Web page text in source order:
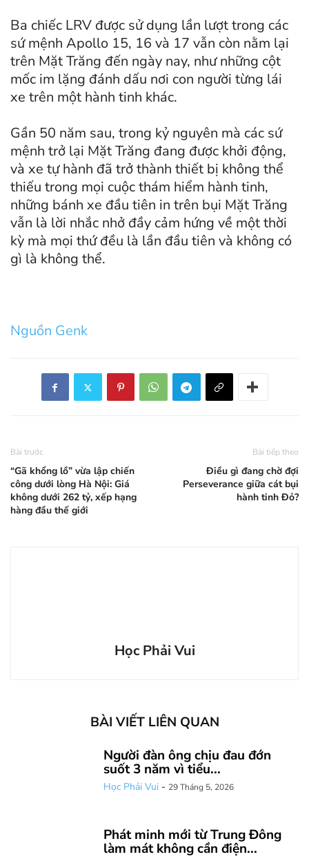
Ba chiếc LRV được sử dụng lần lượt trong các
sứ mệnh Apollo 15, 16 và 17 vẫn còn nằm lại
trên Mặt Trăng đến ngày nay, như những cột
mốc im lặng đánh dấu nơi con người từng lái
xe trên một hành tinh khác.
Gần 50 năm sau, trong kỷ nguyên mà các sứ
mệnh trở lại Mặt Trăng đang được khởi động,
và xe tự hành đã trở thành thiết bị không thể
thiếu trong mọi cuộc thám hiểm hành tinh,
những bánh xe đầu tiên in trên bụi Mặt Trăng
vẫn là lời nhắc nhở đầy cảm hứng về một thời
kỳ mà mọi thứ đều là lần đầu tiên và không có
gì là không thể.
Nguồn Genk
Bài trước
“Gã khổng lồ” vừa lập chiến
công dưới lòng Hà Nội: Giá
không dưới 262 tỷ, xếp hạng
hàng đầu thế giới
Bài tiếp theo
Điều gì đang chờ đợi
Perseverance giữa cát bụi
hành tinh Đỏ?
Học Phải Vui
BÀI VIẾT LIÊN QUAN
Người đàn ông chịu đau đớn
suốt 3 năm vì tiểu...
Học Phải Vui - 29 Tháng 5, 2026
Phát minh mới từ Trung Đông
làm mát không cần điện...